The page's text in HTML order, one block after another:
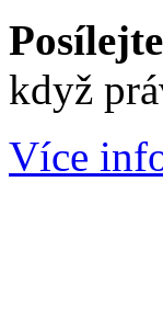
když
Více